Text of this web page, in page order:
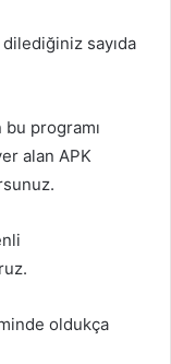
sayıda
programı
alan APK
oldukça